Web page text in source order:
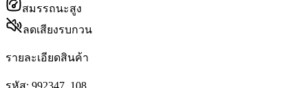
สมรรถนะสูง
ลดเสียงรบกวน
รายละเอียดสินค้า
รหัส: 992347_108